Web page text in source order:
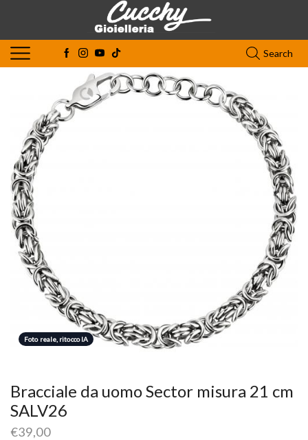
Search
Foto reale, ritocco IA
Bracciale da uomo Sector misura 21 cm
SALV26
€39,00